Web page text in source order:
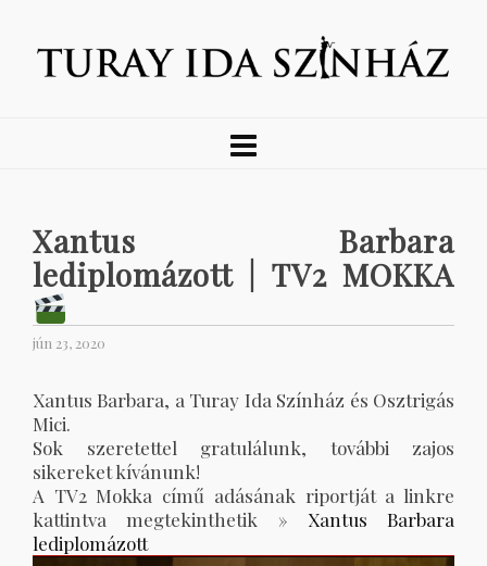
Xantus Barbara
lediplomázott | TV2 MOKKA
jún 23, 2020
Xantus Barbara, a Turay Ida Színház és Osztrigás
Mici.
Sok szeretettel gratulálunk, további zajos
sikereket kívánunk!
A TV2 Mokka című adásának riportját a linkre
kattintva megtekinthetik » Xantus Barbara
lediplomázott